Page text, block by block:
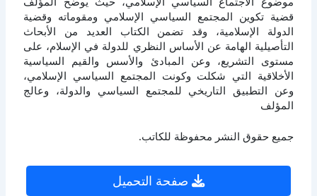
قضية تكوين المجتمع السياسي الإسلامي ومقوماته وقضية
الدولة الإسلامية، وقد تضمن الكتاب العديد من الأبحاث
التأصيلية الهامة عن الأساس النظري للدولة في الإسلام، على
مستوى التشريع، وعن المبادئ والأسس والقيم السياسية
الأخلاقية التي شكلت وكونت المجتمع السياسي الإسلامي،
وعن التطبيق التاريخي للمجتمع السياسي والدولة، وعالج
المؤلف
جميع حقوق النشر محفوظة للكاتب.
صفحة التحميل